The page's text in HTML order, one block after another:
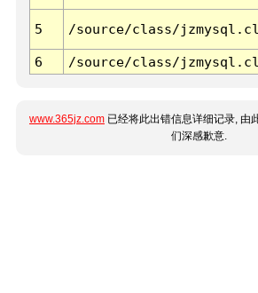
5 /source/class/
6 /source/class/
www.365jz.com 已经将此出错信息详细记录, 由
们深感歉意.